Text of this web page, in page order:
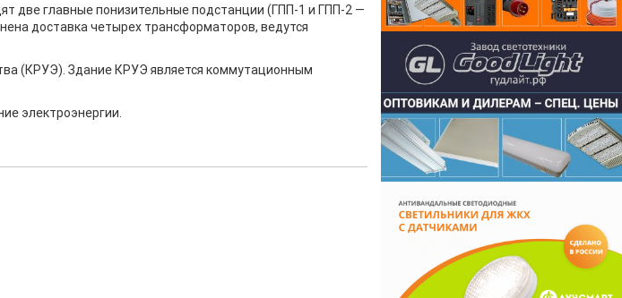
две главные понизительные подстанции (ГПП-1 и ГПП-2 —
доставка четырех трансформаторов, ведутся
(КРУЭ). Здание КРУЭ является коммутационным
электроэнергии.